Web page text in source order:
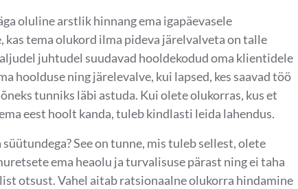
oluline arstlik hinnang ema igapäevasele
tema olukord ilma pideva järelvalveta on talle
juhtudel suudavad hooldekodud oma klientidele
hoolduse ning järelevalve, kui lapsed, kes saavad töö
tunniks läbi astuda. Kui olete olukorras, kus et
eest hoolt kanda, tuleb kindlasti leida lahendus.
süütundega? See on tunne, mis tuleb sellest, olete
ema heaolu ja turvalisuse pärast ning ei taha
otsust. Vahel aitab ratsionaalne olukorra hindamine